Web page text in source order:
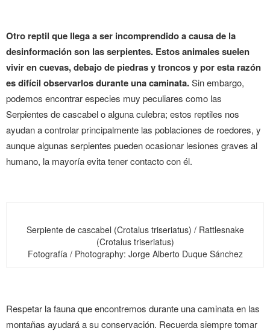
Otro reptil que llega a ser incomprendido a causa de la
desinformación son las serpientes. Estos animales suelen
vivir en cuevas, debajo de piedras y troncos y por esta razón
es difícil observarlos durante una caminata.Sin embargo,
podemos encontrar especies muy peculiares como las
Serpientes de cascabel o alguna culebra; estos reptiles nos
ayudan a controlar principalmente las poblaciones de roedores, y
aunque algunas serpientes pueden ocasionar lesiones graves al
humano, la mayoría evita tener contacto con él.
Serpiente de cascabel (Crotalus triseriatus) / Rattlesnake
(Crotalus triseriatus)
Fotografía / Photography: Jorge Alberto Duque Sánchez
Respetar la fauna que encontremos durante una caminata en las
montañas ayudará a su conservación. Recuerda siempre tomar